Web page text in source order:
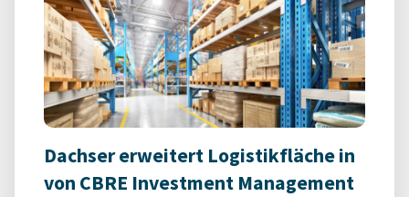
Dachser erweitert Logistikfläche in
von CBRE Investment Management